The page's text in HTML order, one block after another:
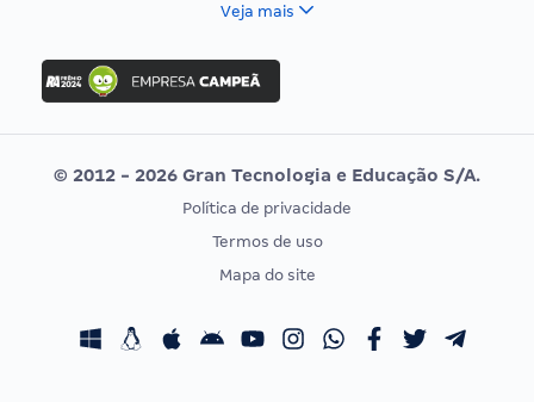
Concurso Nacional Unificado
Concurso Ibama
Concurso MPU
Editais publicados
Vunesp
CONCURSOS POR PROFISSÃO
Concursos Fiscais
EXAME DE ORDEM
Calendário OAB
Veja mais
© 2012 - 2026 Gran Tecnologia e Educação S/A.
Política de privacidade
Termos de uso
Mapa do site